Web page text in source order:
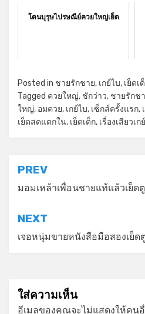
โดนบุรุษไปรษณีย์ควยใหญ่เย็ด
Posted in ชายรักชาย, เกย์ไบ, เย็ดเ
Tagged ควยใหญ่, ชักว่าว, ชายรักช
ใหญ่, อมควย, เกย์ไบ, เซ็กส์ครั้งแรก,
เย็ดสดแตกใน, เย็ดเด็ก, เรื่องเสียวเกย์
แนะแนว
เรื่อง
PREV
มอมเหล้าเพื่อนชายแท้แล้วเย็ด
NEXT
เจอหนุ่มขายหนังสือมือสองเย็ด
ใส่ความเห็น
อีเมลของคุณจะไม่แสดงให้คน